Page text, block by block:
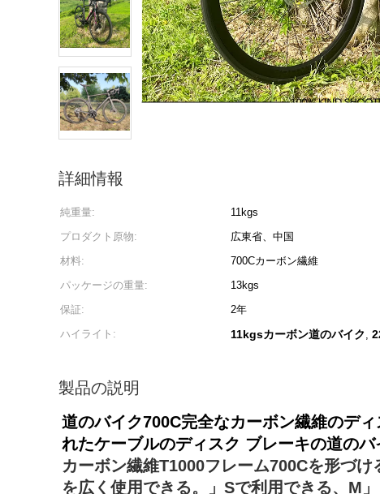
詳細情報
純重量: 11kgs
プロダクト原物:
広東省、中国
材料:
700Cカーボン繊維
パッケージの重量:
13kgs
保証:
2年
ハイライト:
11kgsカーボン道のバイク ,
製品の説明
道のバイク700C完全なカーボン繊維のデ
れたケーブルのディスク ブレーキの道のバ
カーボン繊維T1000フレーム700Cを形づ
を広く使用できる。」Sで利用できる、M」